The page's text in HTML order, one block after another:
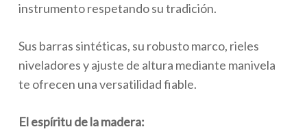
instrumento respetando su tradición.
Sus barras sintéticas, su robusto marco, rieles
niveladores y ajuste de altura mediante manivela
te ofrecen una versatilidad fiable.
El espíritu de la madera: